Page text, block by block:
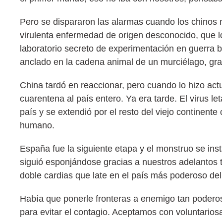
Pero se dispararon las alarmas cuando los
virulenta enfermedad de origen desconocido,
laboratorio secreto de experimentación en guerra
anclado en la cadena animal de un murciélago,
China tardó en reaccionar, pero cuando lo hizo
cuarentena al país entero. Ya era tarde. El virus
país y se extendió por el resto del viejo
humano.
España fue la siguiente etapa y el monstruo se
siguió esponjándose gracias a nuestros
doble cardias que late en el país más poderoso
Había que ponerle fronteras a enemigo tan
para evitar el contagio. Aceptamos con